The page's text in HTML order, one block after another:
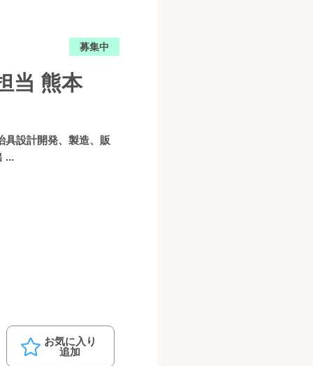
募集中
当 熊本
具設計開発、製造、販
...
お気に入り
追加